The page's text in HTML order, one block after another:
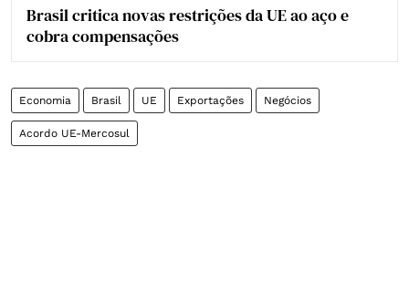
Brasil critica novas restrições da UE ao aço e
cobra compensações
Economia Brasil UE Exportações Negócios
Acordo UE-Mercosul